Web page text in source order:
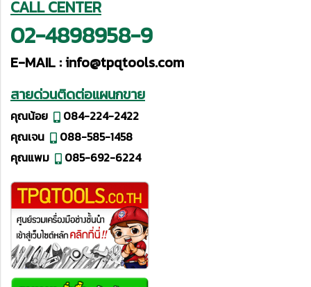
CALL CENTER
02-4898958-9
E-MAIL :info@tpqtools.com
สายด่วนติดต่อแผนกขาย
คุณน้อย
084-224-2422
คุณเจน
088-585-1458
คุณแพม
085-692-6224